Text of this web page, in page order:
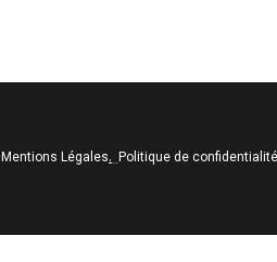
Mentions Légales. Politique de confidentialité